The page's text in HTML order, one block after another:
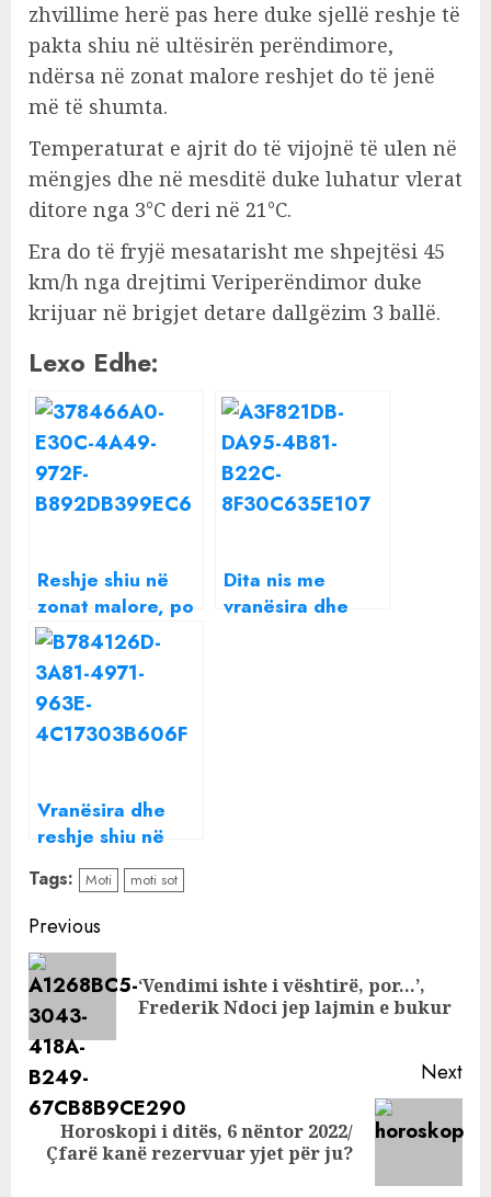
zhvillime herë pas here duke sjellë reshje të
pakta shiu në ultësirën perëndimore,
ndërsa në zonat malore reshjet do të jenë
më të shumta.
Temperaturat e ajrit do të vijojnë të ulen në
mëngjes dhe në mesditë duke luhatur vlerat
ditore nga 3°C deri në 21°C.
Era do të fryjë mesatarisht me shpejtësi 45
km/h nga drejtimi Veriperëndimor duke
krijuar në brigjet detare dallgëzim 3 ballë.
Lexo Edhe:
Reshje shiu në
zonat malore, po
në bregdet si do
të jetë moti?
Dita nis me
vranësira dhe
Vranësira dhe
reshje shiu në
disa pjesë të
vendit, ja si do
jetë moti këtë të
diel
Tags: Moti moti sot
Continue
Reading
Previous
‘Vendimi ishte i vështirë, por…’,
Frederik Ndoci jep lajmin e bukur
Next
Next
post:
Horoskopi i ditës, 6 nëntor 2022/
Çfarë kanë rezervuar yjet për ju?